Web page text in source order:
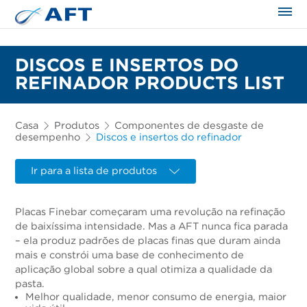
DISCOS E INSERTOS DO
REFINADOR PRODUCTS LIST
Casa Produtos
Componentes de desgaste de
desempenho
Discos e insertos do refinador
Ir para a lista de produtos
Placas Finebar começaram uma revolução na refinação
de baixíssima intensidade. Mas a AFT nunca fica parada
– ela produz padrões de placas finas que duram ainda
mais e constrói uma base de conhecimento de
aplicação global sobre a qual otimiza a qualidade da
pasta.
Melhor qualidade, menor consumo de energia, maior